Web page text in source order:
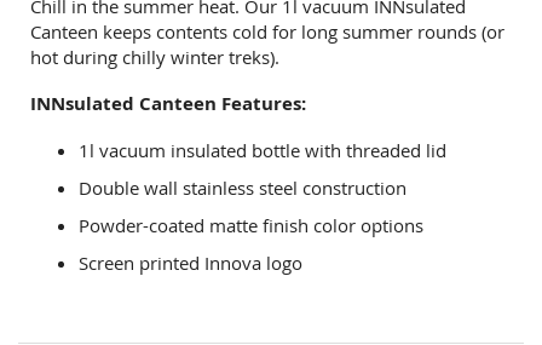
Chill in the summer heat. Our 1l vacuum INNsulated
Canteen keeps contents cold for long summer rounds (or
hot during chilly winter treks).
INNsulated Canteen Features:
1l vacuum insulated bottle with threaded lid
Double wall stainless steel construction
Powder-coated matte finish color options
Screen printed Innova logo